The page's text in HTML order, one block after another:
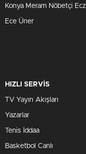
Konya Meram Nöbetçi
Ece Üner
HIZLI SERVİS
TV Yayın Akışları
Yazarlar
Tenis İddaa
Basketbol Canlı